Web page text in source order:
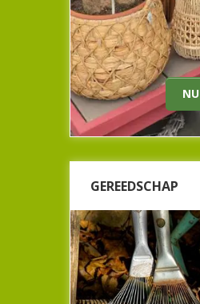
aan potten
onder
Kom onze
Nu bekijken
GEREEDSCHAP
Om uw
Heeft u